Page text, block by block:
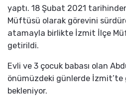
yaptı. 18 Şubat 2021
Müftüsü olarak görevini
atamayla birlikte İzmit İlçe
getirildi.
Evli ve 3 çocuk babası olan
önümüzdeki günlerde İzmit’te
bekleniyor.